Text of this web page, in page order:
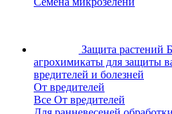
Защита растений
агрохимикаты для защиты
вредителей и болезней
От вредителей
Все От вредителей